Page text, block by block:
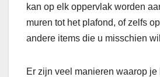
kan op elk oppervlak worden
muren tot het plafond, of zelfs
andere items die u misschien
Er zijn veel manieren waarop je